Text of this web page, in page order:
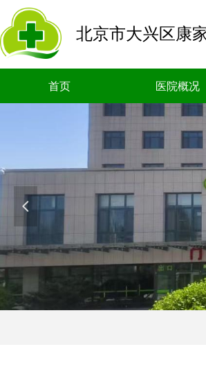
北京市大兴区康
首页 医院概况
넳